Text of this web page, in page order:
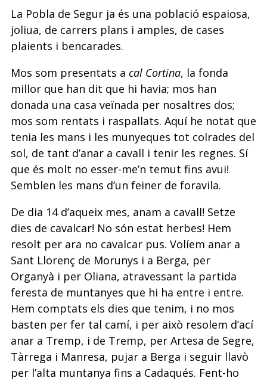
La Pobla de Segur ja és una població espaiosa,
joliua, de carrers plans i amples, de cases
plaients i bencarades.
Mos som presentats a cal Cortina, la fonda
millor que han dit que hi havia; mos han
donada una casa veïnada per nosaltres dos;
mos som rentats i raspallats. Aquí he notat que
tenia les mans i les munyeques tot colrades del
sol, de tant d’anar a cavall i tenir les regnes. Sí
que és molt no esser-me’n temut fins avui!
Semblen les mans d’un feiner de foravila.
De dia 14 d’aqueix mes, anam a cavall! Setze
dies de cavalcar! No són estat herbes! Hem
resolt per ara no cavalcar pus. Volíem anar a
Sant Llorenç de Morunys i a Berga, per
Organyà i per Oliana, atravessant la partida
feresta de muntanyes que hi ha entre i entre.
Hem comptats els dies que tenim, i no mos
basten per fer tal camí, i per això resolem d’ací
anar a Tremp, i de Tremp, per Artesa de Segre,
Tàrrega i Manresa, pujar a Berga i seguir llavò
per l’alta muntanya fins a Cadaqués. Fent-ho